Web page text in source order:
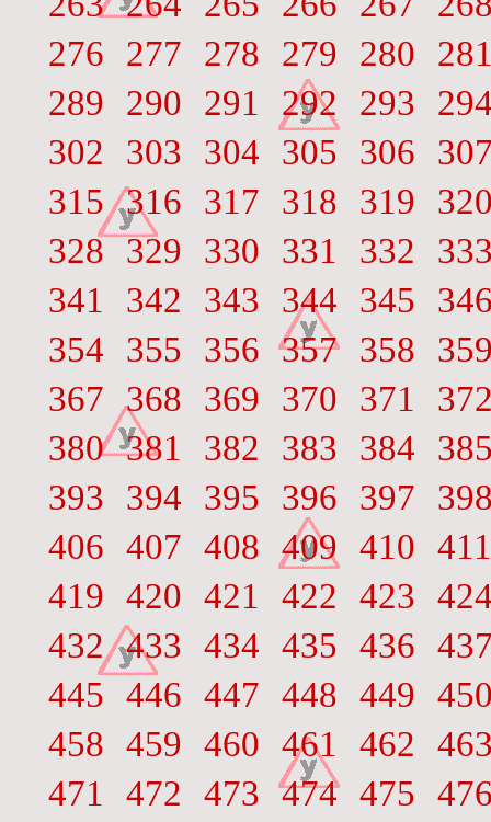
276
277 278 279 280
289
290 291 292 293
302
303 304 305 306
315 316 317 318 319
328
329 330 331 332
341
342 343 344 345
354
355 356 357 358
367 368 369 370 371
380 381 382 383 384
393
394 395 396 397
406 407 408 409 410 411
419 420 421 422 423
432 433 434 435 436
445 446 447 448 449
458 459 460 461 462
471
472 473 474 475